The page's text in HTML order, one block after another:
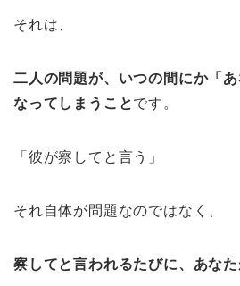
それは、
二人の問題が、いつの間にか「
なってしまうことです。
「彼が察してと言う」
それ自体が問題なのではなく、
察してと言われるたびに、あな